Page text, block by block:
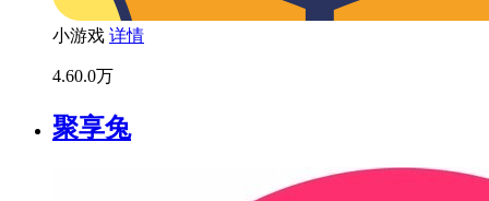
小游戏 详情
4.60.0万
聚享兔